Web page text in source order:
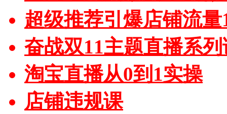
超级推荐引爆店铺流量
奋战双11主题直播系列
淘宝直播从0到1实操
店铺违规课